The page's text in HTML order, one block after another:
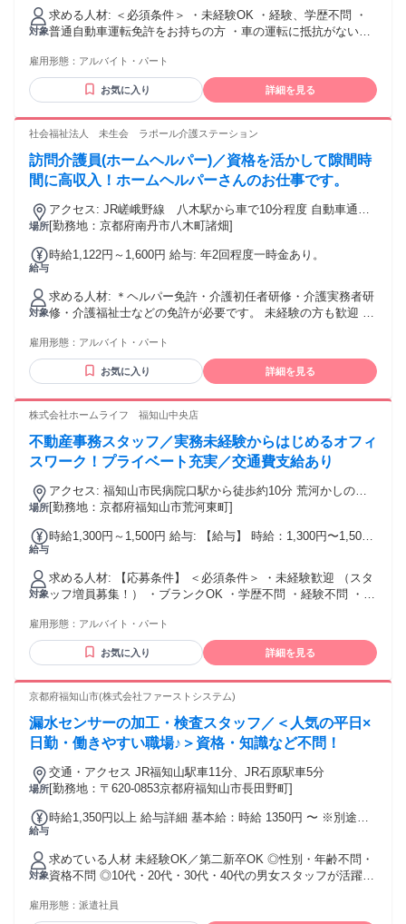
いただいても構いません。大げさである必要はありません。
あなたが大切にしてきたことを、具体的なエピソードと一緒
に伝えてください。
対象
求める人材: ＜必須条件＞ ・未経験OK ・経験、学歴不問 ・
普通自動車運転免許をお持ちの方 ・車の運転に抵抗がない方
ーワークでお仕事をお探し中の方 ・不動産業界に興味がある
方 ・コツコツと進める作業が好きな方 ・外出のある仕事がし
たい方 ・適度に体を動かせる仕事がしたい方 ・地域に関わる
がある方
雇用形態： アルバイト・パート
お気に入り 詳細を見る
社会福祉法人 未生会 ラポール介護ステーション
訪問介護員(ホームヘルパー)／資格を活かして隙間時
間に高収入！ホームヘルパーさんのお仕事です。
場所
アクセス: JR嵯峨野線 八木駅から車で10分程度 自動車通勤
OK（駐車場無料）
[勤務地：京都府南丹市八木町諸畑]
給与
時給1,122円～1,600円 給与: 年2回程度一時金あり。
対象
求める人材: ＊ヘルパー免許・介護初任者研修・介護実務者研
修・介護福祉士などの免許が必要です。 未経験の方も歓迎 正
雇用形態： アルバイト・パート
お気に入り 詳細を見る
株式会社ホームライフ 福知山中央店
不動産事務スタッフ／実務未経験からはじめるオフィ
スワーク！プライベート充実／交通費支給あり
場所
アクセス: 福知山市民病院口駅から徒歩約10分 荒河かしの木
台駅から徒歩約16分
[勤務地：京都府福知山市荒河東町]
給与
時給1,300円～1,500円 給与: 【給与】 時給：1,300円〜1,500
対象
求める人材: 【応募条件】 ＜必須条件＞ ・未経験歓迎 （スタ
ッフ増員募集！） ・ブランクOK ・学歴不問 ・経験不問 ・年
務や営業事務などの事務職経験 ・元コールセンタースタッフ
やテレアポ、 受付&接客などのご経験
雇用形態： アルバイト・パート
お気に入り 詳細を見る
京都府福知山市(株式会社ファーストシステム)
漏水センサーの加工・検査スタッフ／＜人気の平日×
日勤・働きやすい職場♪＞資格・知識など不問！
場所
交通・アクセス JR福知山駅車11分、JR石原駅車5分
[勤務地：〒620-0853京都府福知山市長田野町]
給与
時給1,350円以上 給与詳細 基本給：時給 1350円 〜 ※別途、
対象
求めている人材 未経験OK／第二新卒OK ◎性別・年齢不問・
資格不問 ◎10代・20代・30代・40代の男女スタッフが活躍
リ＞ ・高時給で効率よく稼ぎたい方 ・安定企業で働きたい方
雇用形態： 派遣社員